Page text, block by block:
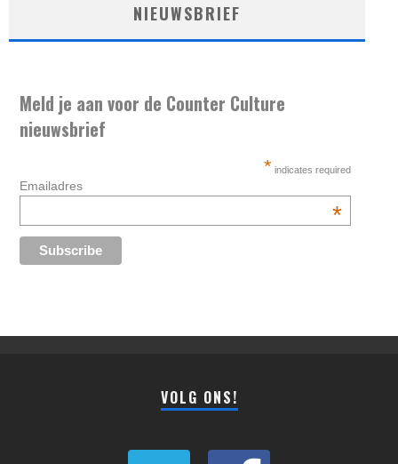
NIEUWSBRIEF
Meld je aan voor de Counter Culture
nieuwsbrief
* indicates required
Emailadres
*
VOLG ONS!